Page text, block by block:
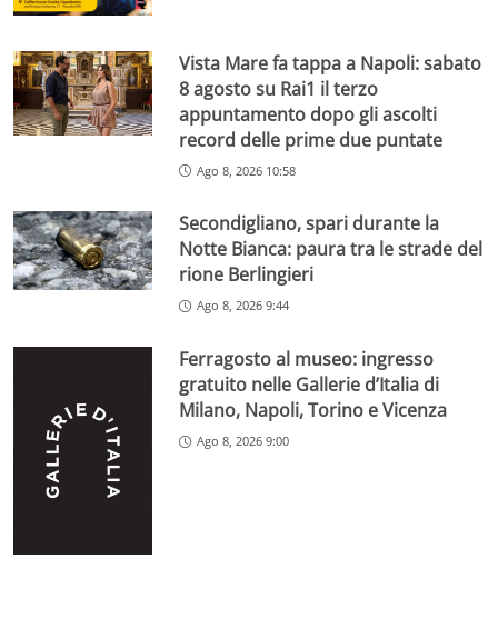
Vista Mare fa tappa a Napoli: sabato
8 agosto su Rai1 il terzo
appuntamento dopo gli ascolti
record delle prime due puntate
Ago 8, 2026 10:58
Secondigliano, spari durante la
Notte Bianca: paura tra le strade del
rione Berlingieri
Ago 8, 2026 9:44
Ferragosto al museo: ingresso
gratuito nelle Gallerie d’Italia di
Milano, Napoli, Torino e Vicenza
Ago 8, 2026 9:00